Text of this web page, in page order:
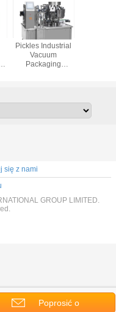
Pickles Industrial
Vacuum
Packaging
z
Poprosić o
się z nami
GROUP LIMITED.